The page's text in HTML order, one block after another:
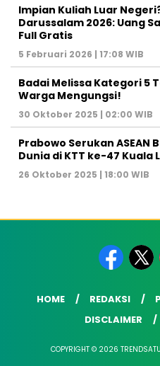
Impian Kuliah Luar
Darussalam 2026: Uang
Full Gratis
5 Februari 2026 | 17:08 WIB
Badai Melissa Kategori 5
Warga Mengungsi!
30 Oktober 2025 | 02:00 WIB
Prabowo Serukan ASEAN
Dunia di KTT ke-47 Kuala
26 Oktober 2025 | 18:00 WIB
HOME REDAKSI
DISCLAIMER
COPYRIGHT © 2026